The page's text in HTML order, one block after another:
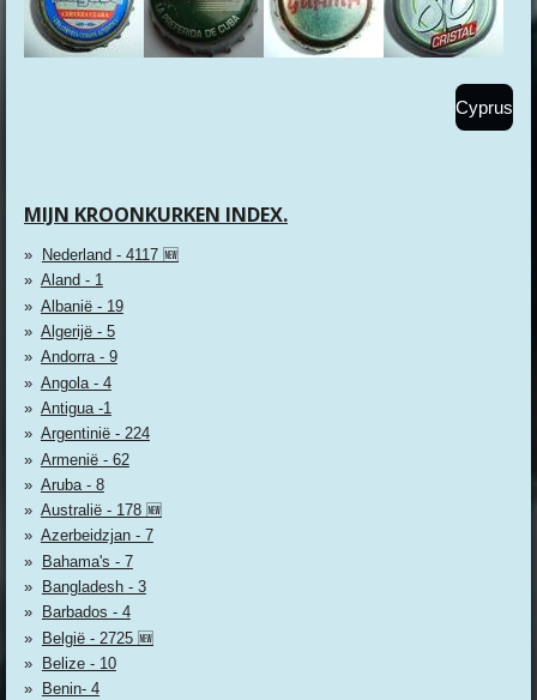
Cyprus
MIJN KROONKURKEN INDEX.
Nederland - 4117 🆕
Aland - 1
Albanië - 19
Algerijë - 5
Andorra - 9
Angola - 4
Antigua -1
Argentinië - 224
Armenië - 62
Aruba - 8
Australië - 178 🆕
Azerbeidzjan - 7
Bahama's - 7
Bangladesh - 3
Barbados - 4
België - 2725 🆕
Belize - 10
Benin- 4